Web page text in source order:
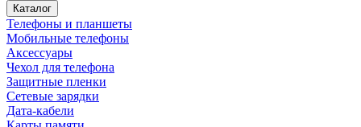
Каталог
Телефоны и планшеты
Мобильные телефоны
Аксессуары
Чехол для телефона
Защитные пленки
Сетевые зарядки
Дата-кабели